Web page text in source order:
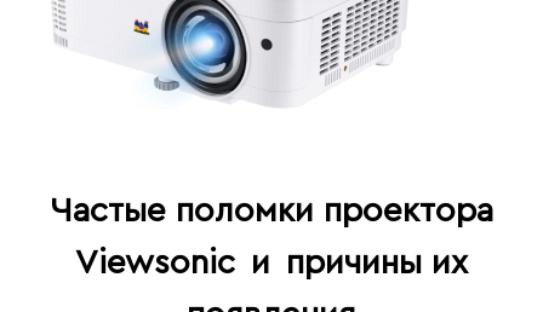
Частые поломки проектора
Viewsonic и причины их